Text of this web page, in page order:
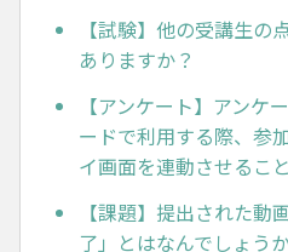
【試験】他の受講生の
ありますか？
【アンケート】アンケ
ードで利用する際、参
イ画面を連動させるこ
【課題】提出された動
了」とはなんでしょう